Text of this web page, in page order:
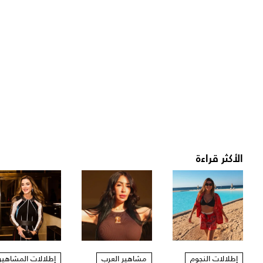
الأكثر قراءة
إطلالات النجوم مشاهير العرب إطلالات